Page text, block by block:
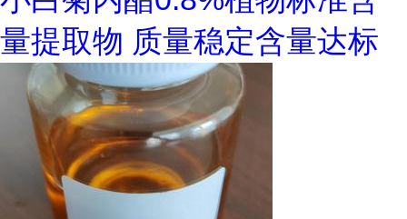
量提取物 质量稳定含量达标